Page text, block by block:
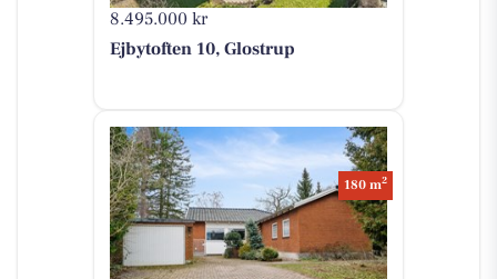
8.495.000 kr
Ejbytoften 10, Glostrup
180 m2